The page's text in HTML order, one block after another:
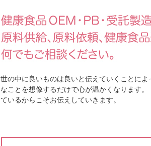
2025年7月8日
健康経営の取組み事
2025年4月21日
第二回桜の植樹を行
世の中に良いものは良いと伝えていくことに
なことを想像するだけで心が温かくなります
ているからこそお伝えしていきます。